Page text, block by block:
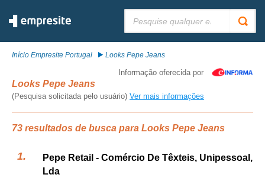
Início Empresite Portugal Looks Pepe Jeans
Informação oferecida por
Looks Pepe Jeans
(Pesquisa solicitada pelo usuário) Ver mais informações
73 resultados de busca para Looks Pepe Jeans
Pepe Retail - Comércio De Têxteis, Unipessoal,
Lda